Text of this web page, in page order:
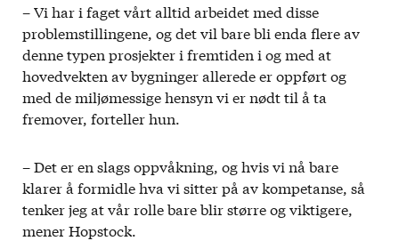
– Vi har i faget vårt alltid arbeidet med disse
problemstillingene, og det vil bare bli enda flere av
denne typen prosjekter i fremtiden i og med at
hovedvekten av bygninger allerede er oppført og
med de miljømessige hensyn vi er nødt til å ta
fremover, forteller hun.
– Det er en slags oppvåkning, og hvis vi nå bare
klarer å formidle hva vi sitter på av kompetanse, så
tenker jeg at vår rolle bare blir større og viktigere,
mener Hopstock.